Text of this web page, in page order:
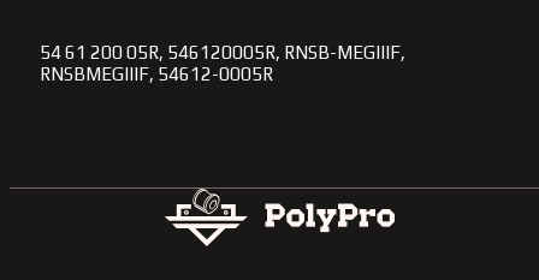
54 61 200 05R, 546120005R, RNSB-MEGIIIF,
RNSBMEGIIIF, 54612-0005R